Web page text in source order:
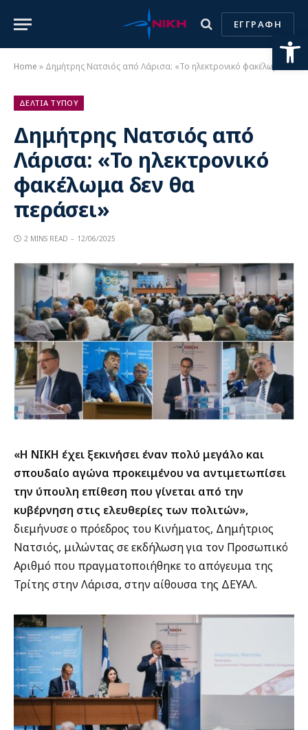
ΕΓΓΡΑΦΗ
Home » Δημήτρης Νατσιός από Λάρισα: «Το ηλεκτρονικό φακέλωμα δεν θα περάσει»
ΔΕΛΤΙΑ ΤΥΠΟΥ
Δημήτρης Νατσιός από
Λάρισα: «Το ηλεκτρονικό
φακέλωμα δεν θα
περάσει»
2 MINS READ 12/06/2025
«Η ΝΙΚΗ έχει ξεκινήσει έναν πολύ μεγάλο και
σπουδαίο αγώνα προκειμένου να αντιμετωπίσει
την ύπουλη επίθεση που γίνεται από την
κυβέρνηση στις ελευθερίες των πολιτών»,
διεμήνυσε ο πρόεδρος του Κινήματος, Δημήτριος
Νατσιός, μιλώντας σε εκδήλωση για τον Προσωπικό
Αριθμό που πραγματοποιήθηκε το απόγευμα της
Τρίτης στην Λάρισα, στην αίθουσα της ΔΕΥΑΛ.